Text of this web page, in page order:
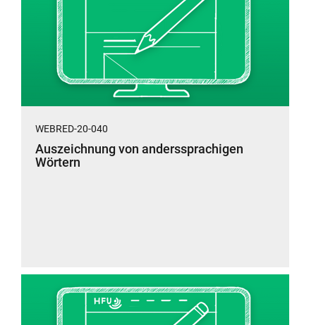
WEBRED-20-040
Auszeichnung von anderssprachigen
Wörtern